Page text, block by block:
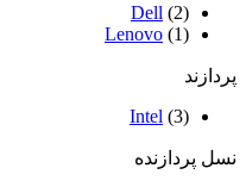
Dell (2)
Lenovo (1)
پردازند
Intel (3)
نسل پردازنده